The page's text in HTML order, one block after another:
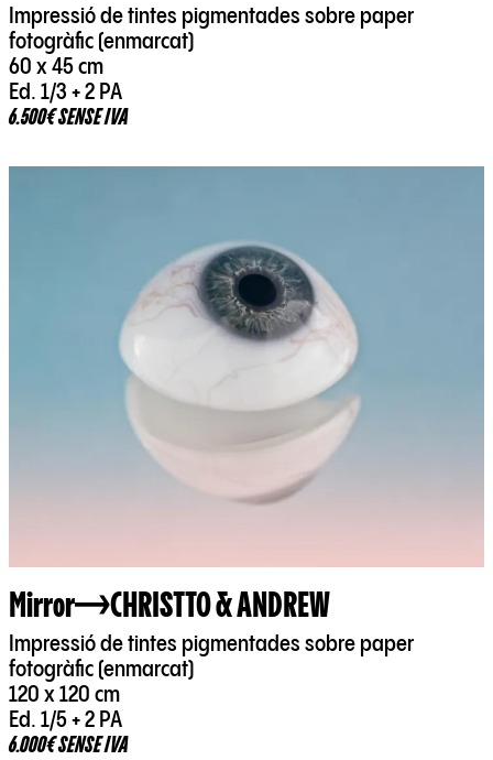
Impressió de tintes pigmentades sobre paper
fotogràfic (enmarcat)
60 x 45 cm
Ed. 1/3 + 2 PA
6.500€ SENSE IVA
Mirror CHRISTTO & ANDREW
Impressió de tintes pigmentades sobre paper
fotogràfic (enmarcat)
120 x 120 cm
Ed. 1/5 + 2 PA
6.000€ SENSE IVA